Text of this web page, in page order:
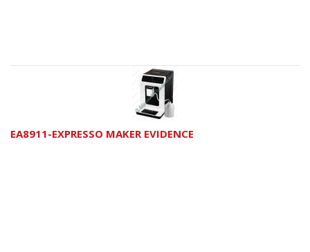
EA8911-EXPRESSO MAKER EVIDENCE